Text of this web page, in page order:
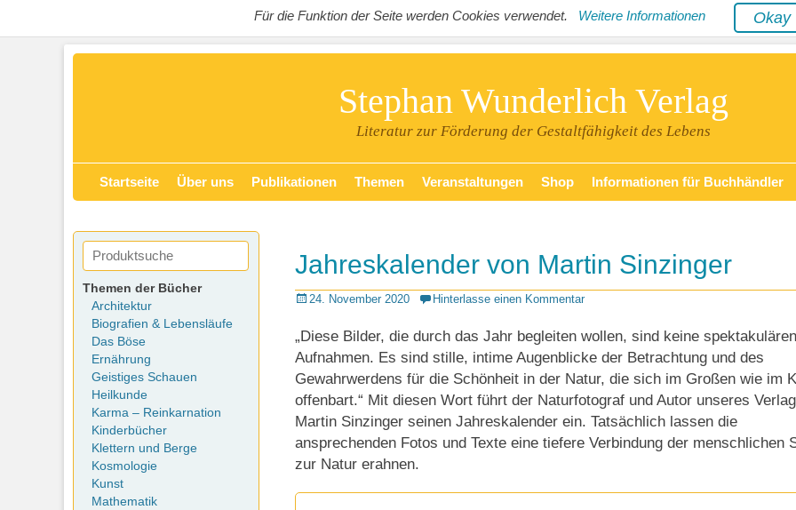
Für die Funktion der Seite werden Cookies verwendet. Weitere Informationen Okay
Stephan Wunderlich Verlag
Literatur zur Förderung der Gestaltfähigkeit des Lebens
Primäres Menü
Inhalt
Startseite Über uns Publikationen Themen Veranstaltungen Shop Informationen für Buchhändler
Jahreskalender von Martin Sinzinger
Posted
24. November 2020 Hinterlasse einen Kommentar
„Diese Bilder, die durch das Jahr begleiten wollen, sind keine spektakulären
Aufnahmen. Es sind stille, intime Augenblicke der Betrachtung und des
Gewahrwerdens für die Schönheit in der Natur, die sich im Großen wie im
offenbart.“ Mit diesen Wort führt der Naturfotograf und Autor unseres
Martin Sinzinger seinen Jahreskalender ein. Tatsächlich lassen die
ansprechenden Fotos und Texte eine tiefere Verbindung der menschlichen
zur Natur erahnen.
Themen der Bücher
Architektur
Biografien & Lebensläufe
Das Böse
Ernährung
Geistiges Schauen
Heilkunde
Karma – Reinkarnation
Kinderbücher
Klettern und Berge
Kosmologie
Kunst
Mathematik